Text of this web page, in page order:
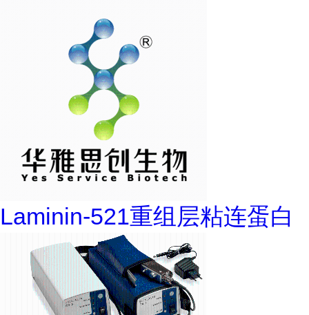
Laminin-521重组层粘连蛋白